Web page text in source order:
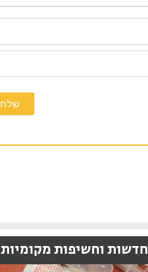
חדשות וחשיפות מקומיות